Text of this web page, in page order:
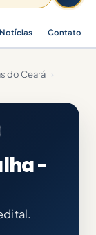
Notícias Contato
do Ceará ›
-